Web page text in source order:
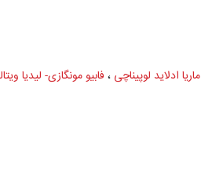
ماریا ادلاید لوپیناچی ، فابیو مونگازی- لیدیا